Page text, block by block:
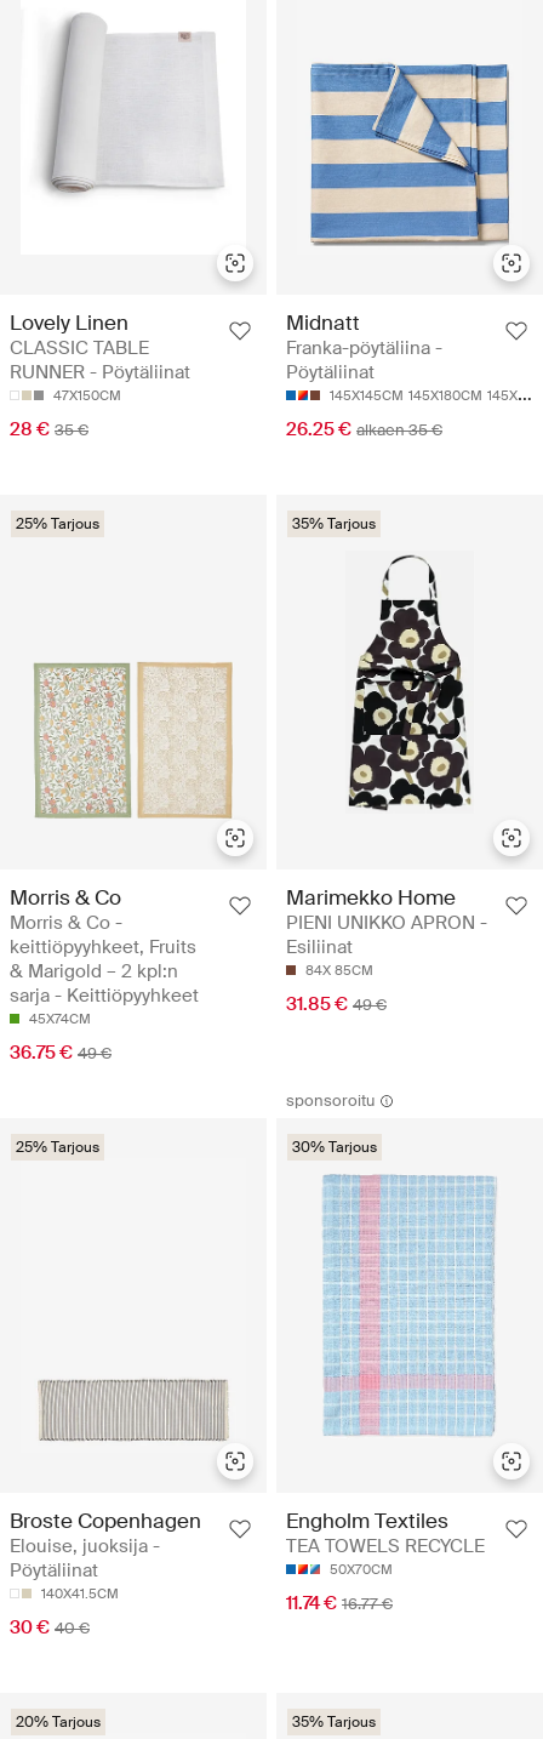
Lovely Linen
CLASSIC TABLE
RUNNER - Pöytäliinat
47X150CM
28 € 35 €
Midnatt
Franka-pöytäliina -
Pöytäliinat
145X145CM 145X180CM 145X250CM
26.25 € alkaen 35 €
25% Tarjous
Morris & Co
Morris & Co -
keittiöpyyhkeet, Fruits
& Marigold – 2 kpl:n
sarja - Keittiöpyyhkeet
45X74CM
36.75 € 49 €
35% Tarjous
Marimekko Home
PIENI UNIKKO APRON -
Esiliinat
84X 85CM
31.85 € 49 €
25% Tarjous
Broste Copenhagen
Elouise, juoksija -
Pöytäliinat
140X41.5CM
30 € 40 €
sponsoroitu
30% Tarjous
Engholm Textiles
TEA TOWELS RECYCLE
50X70CM
11.74 € 16.77 €
20% Tarjous 35% Tarjous